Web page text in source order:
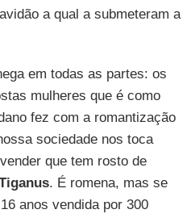
a qual a submeteram a
em todas as partes: os
mulheres que é como
fez com a romantização
sociedade nos toca
que tem rosto de
. É romena, mas se
anos vendida por 300